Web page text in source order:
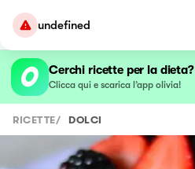
undefined
Cerchi ricette per la dieta?
Clicca qui e scarica l’app olivia!
RICETTE/ DOLCI